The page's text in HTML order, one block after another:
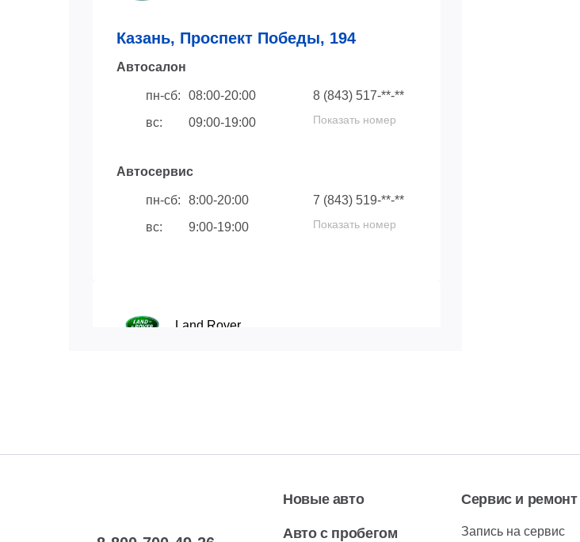
Казань, Проспект Победы, 194
Автосaлон
пн-сб:
08:00-20:00
вс:
09:00-19:00
8 (843) 517-**-**
Показать номер
Автосервис
пн-сб:
8:00-20:00
вс:
9:00-19:00
7 (843) 519-**-**
Показать номер
Land Rover
Новые авто
Авто с пробегом
Сервис и ремонт
Запись на сервис